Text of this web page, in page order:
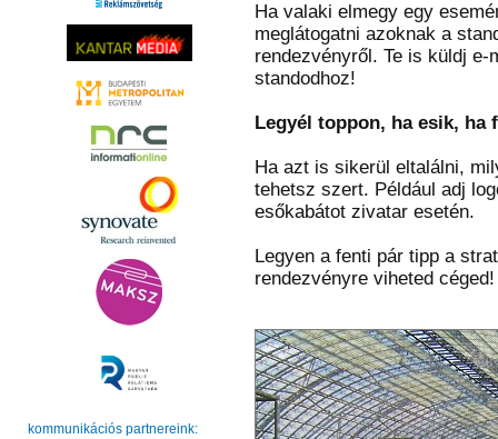
kommunikációs partnereink:
Ha valaki elmegy egy
meglátogatni azoknak a
rendezvényről. Te is küldj
standodhoz!
Legyél toppon, ha esik, ha
Ha azt is sikerül eltalálni,
tehetsz szert. Például adj
esőkabátot zivatar esetén.
Legyen a fenti pár tipp a
rendezvényre viheted céged!